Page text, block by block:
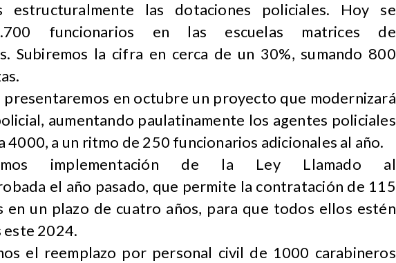
estructuralmente las dotaciones policiales. Hoy se
funcionarios en las escuelas matrices de
Subiremos la cifra en cerca de un 30%, sumando 800
presentaremos en octubre un proyecto que modernizará
aumentando paulatinamente los agentes policiales
4000, a un ritmo de 250 funcionarios adicionales al año.
implementación de la Ley Llamado al
el año pasado, que permite la contratación de 115
en un plazo de cuatro años, para que todos ellos estén
este 2024.
el reemplazo por personal civil de 1000 carabineros